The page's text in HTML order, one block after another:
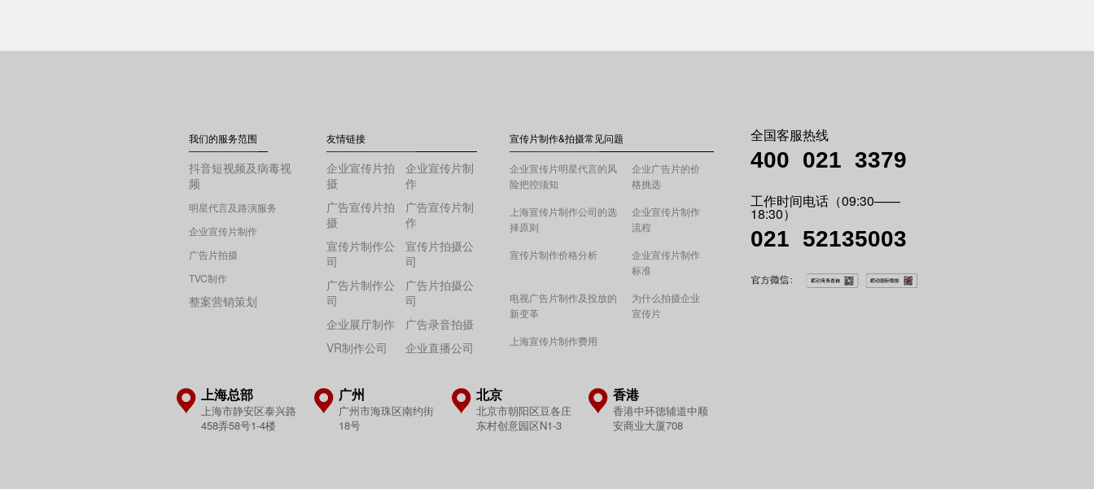
我们的服务范围
抖音短视频及病毒视
频
明星代言及路演服务
企业宣传片制作
广告片拍摄
TVC制作
整案营销策划
友情链接
企业宣传片拍
摄
企业宣传片制
作
广告宣传片拍
摄
广告宣传片制
作
宣传片制作公
司
宣传片拍摄公
司
广告片制作公
司
广告片拍摄公
司
企业展厅制作
广告录音拍摄
VR制作公司
企业直播公司
宣传片制作&拍摄常见问题
企业宣传片明星代言的风
险把控须知
企业广告片的价
格挑选
上海宣传片制作公司的选
择原则
企业宣传片制作
流程
宣传片制作价格分析
企业宣传片制作
标准
电视广告片制作及投放的
新变革
为什么拍摄企业
宣传片
上海宣传片制作费用
上海总部
上海市静安区泰兴路
458弄58号1-4楼
广州
广州市海珠区南约街
18号
北京
北京市朝阳区豆各庄
东村创意园区N1-3
香港
香港中环德辅道中顺
安商业大厦708
全国客服热线
400 021 3379
工作时间电话（09:30——
18:30）
021 52135003